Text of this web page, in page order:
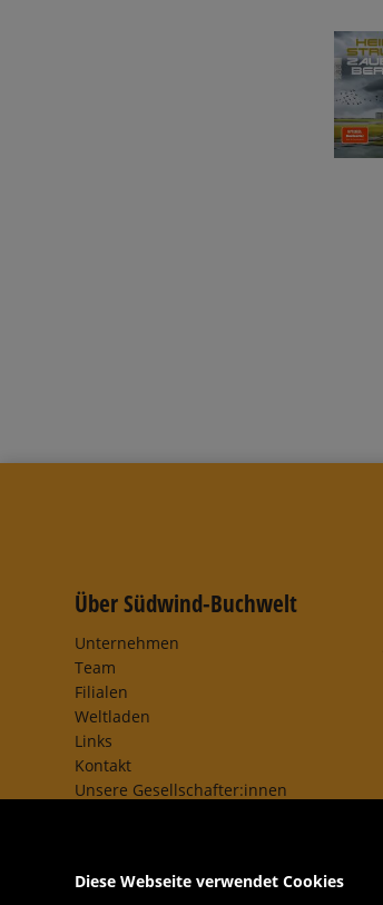
Über Südwind-Buchwelt
Unternehmen
Team
Filialen
Weltladen
Links
Kontakt
Unsere Gesellschafter:innen
Freund:innen
Diese Webseite verwendet Cookies